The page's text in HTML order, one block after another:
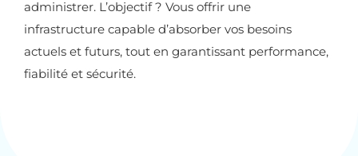
administrer. L’objectif ? Vous offrir une
infrastructure capable d’absorber vos besoins
actuels et futurs, tout en garantissant performance,
fiabilité et sécurité.